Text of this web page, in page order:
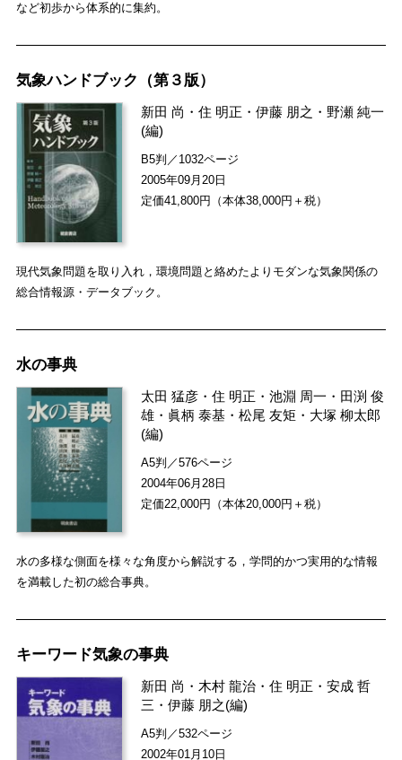
など初歩から体系的に集約。
気象ハンドブック（第３版）
新田 尚 ・住 明正 ・伊藤 朋之 ・ 野瀬 純一
(編)
B5判／1032ページ
2005年09月20日
定価41,800円（本体38,000円＋税）
現代気象問題を取り入れ，環境問題と絡めたよりモダンな気象関係の
総合情報源・データブック。
水の事典
太田 猛彦 ・住 明正 ・池淵 周一 ・ 田渕 俊
雄 ・ 眞柄 泰基 ・松尾 友矩 ・ 大塚 柳太郎
(編)
A5判／576ページ
2004年06月28日
定価22,000円（本体20,000円＋税）
水の多様な側面を様々な角度から解説する，学問的かつ実用的な情報
を満載した初の総合事典。
キーワード気象の事典
新田 尚 ・ 木村 龍治 ・住 明正 ・安成 哲
三 ・伊藤 朋之(編)
A5判／532ページ
2002年01月10日